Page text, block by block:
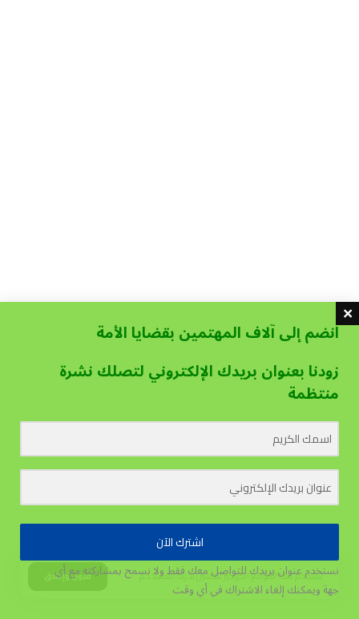
يستخدم هذا الموقع الكوكيز لتحسين تجربة المستخدم. قبول وإغلاق
انضم إلى آلاف المهتمين بقضايا الأمة
زودنا بعنوان بريدك الإلكتروني لتصلك نشرة
منتظمة
اشترك الآن
نستخدم عنوان بريدك للتواصل معك فقط ولا نسمح بمشاركته مع أي
جهةويمكنك إلغاء الاشتراك في أي وقت